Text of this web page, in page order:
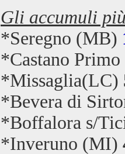
Gli accumuli
*Seregno (MB)
*Castano
*Missaglia(LC)
*Bevera di
*Boffalora s/
*Inveruno (MI)